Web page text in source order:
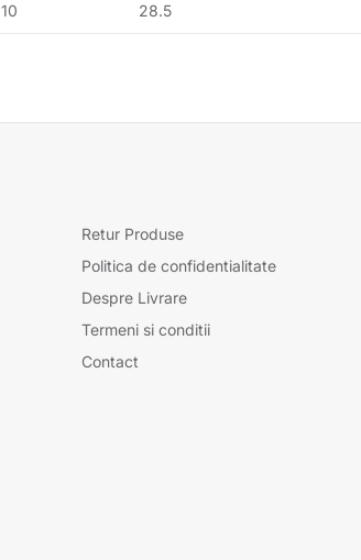
10 28.5
Retur Produse
Politica de confidentialitate
Despre Livrare
Termeni si conditii
Contact